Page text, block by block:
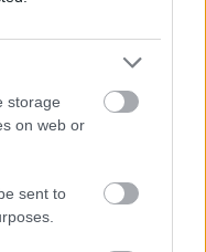
storage
on web or
sent to
Erre a hangulatra
az összetett
refrénnel. A
Andrade
módon jeleníti
néhány